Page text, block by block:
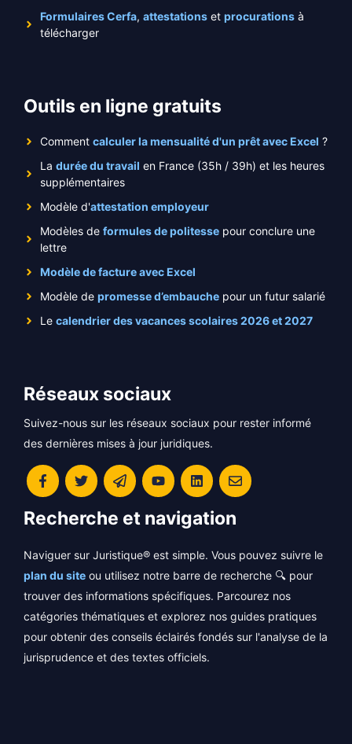
Formulaires Cerfa, attestations et procurations à
télécharger
Outils en ligne gratuits
Comment calculer la mensualité d'un prêt avec Excel ?
La durée du travail en France (35h / 39h) et les heures
supplémentaires
Modèle d'attestation employeur
Modèles de formules de politesse pour conclure une
lettre
Modèle de facture avec Excel
Modèle de promesse d’embauche pour un futur salarié
Le calendrier des vacances scolaires 2026 et 2027
Réseaux sociaux
Suivez-nous sur les réseaux sociaux pour rester informé
des dernières mises à jour juridiques.
Recherche et navigation
Naviguer sur Juristique® est simple. Vous pouvez suivre le
plan du site ou utilisez notre barre de recherche 🔍 pour
trouver des informations spécifiques. Parcourez nos
catégories thématiques et explorez nos guides pratiques
pour obtenir des conseils éclairés fondés sur l'analyse de la
jurisprudence et des textes officiels.